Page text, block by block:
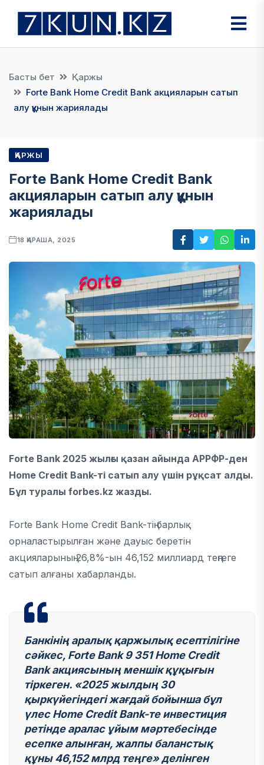
Басты бет
Қаржы
Forte Bank Home Credit Bank акцияларын сатып
алу құнын жариялады
ҚАРЖЫ
Forte Bank Home Credit Bank
акцияларын сатып алу құнын
жариялады
18 ҚАРАША, 2025
Forte Bank 2025 жылғы қазан айында АРРФР-ден
Home Credit Bank-ті сатып алу үшін рұқсат алды.
Бұл туралы forbes.kz жазды.
Forte Bank Home Credit Bank-тің барлық
орналастырылған және дауыс беретін
акцияларының 26,8%-ын 46,152 миллиард теңгеге
сатып алғаны хабарланды.
Банкінің аралық қаржылық есептілігіне
сәйкес, Forte Bank 9 351 Home Credit
Bank акциясының меншік құқығын
тіркеген. «2025 жылдың 30
қыркүйегіндегі жағдай бойынша бұл
үлес Home Credit Bank-те инвестиция
ретінде аралас ұйым мәртебесінде
есепке алынған, жалпы баланстық
құны 46,152 млрд теңге» делінген